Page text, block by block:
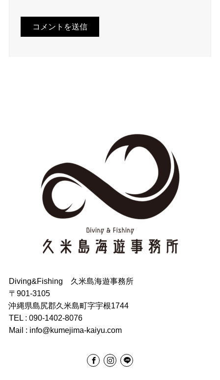
Diving&Fishing 久米島海遊事務所
〒901-3105
沖縄県島尻郡久米島町字宇根1744
TEL : 090-1402-8076
Mail : info@kumejima-kaiyu.com